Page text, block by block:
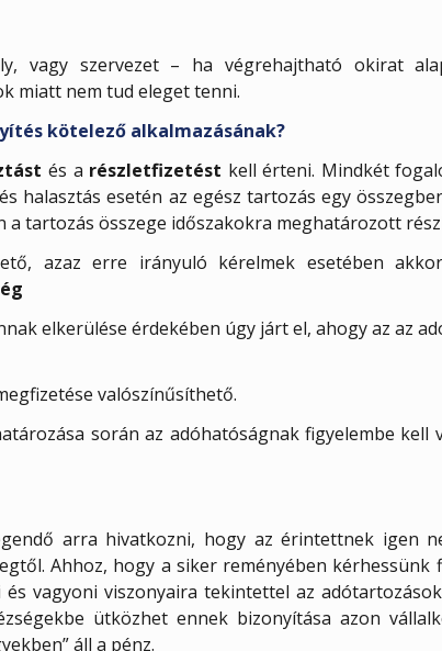
vagy szervezet – ha végrehajtható okirat
miatt nem tud eleget tenni.
kötelező alkalmazásának?
és a részletfizetést kell érteni. Mindkét
halasztás esetén az egész tartozás egy
a tartozás összege időszakokra meghatározott
azaz erre irányuló kérelmek esetében
elkerülése érdekében úgy járt el, ahogy az az
valószínűsíthető.
során az adóhatóságnak figyelembe kell
arra hivatkozni, hogy az érintettnek igen
Ahhoz, hogy a siker reményében kérhessünk
vagyoni viszonyaira tekintettel az
ütközhet ennek bizonyítása azon
áll a pénz.